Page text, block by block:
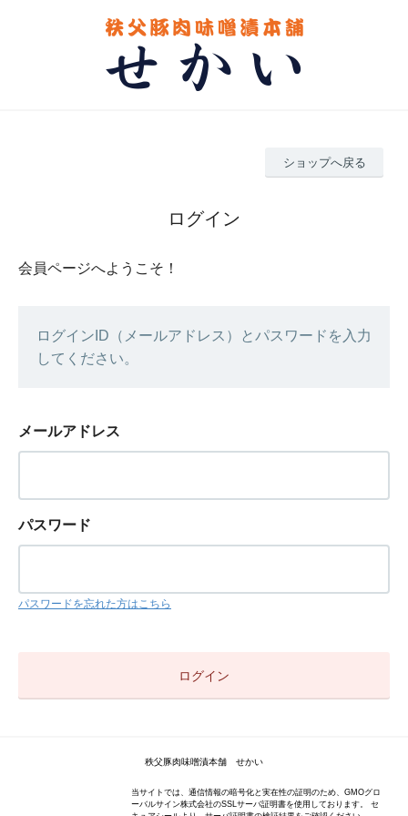
ショップへ戻る
ログイン
会員ページへようこそ！
ログインID（メールアドレス）とパスワードを入力
してください。
メールアドレス
パスワード
パスワードを忘れた方はこちら
秩父豚肉味噌漬本舗 せかい
当サイトでは、通信情報の暗号化と実在性の証明のため、GMOグロ
ーバルサイン株式会社のSSLサーバ証明書を使用しております。 セ